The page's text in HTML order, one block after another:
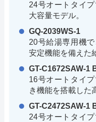
24号オートタイ
大容量モデル。
GQ-2039WS-1
20号給湯専用機
安定機能を備えた
GT-C1672SAW-1
16号オートタイ
き機能を搭載した
GT-C2472SAW-1
24号オートタイ